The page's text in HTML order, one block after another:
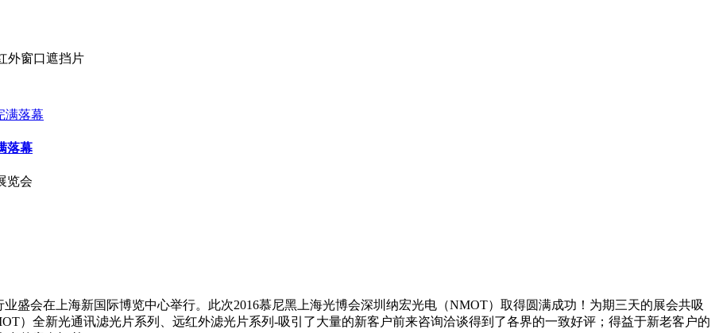
外窗口遮挡片
落幕
览会
盛会在上海新国际博览中心举行。此次2016慕尼黑上海光博会深圳纳宏光电（NMOT）取得圆满成功！为期三天的展会共吸
）全新光通讯滤光片系列、远红外滤光片系列-吸引了大量的新客户前来咨询洽谈得到了各界的一致好评；得益于新老客户的